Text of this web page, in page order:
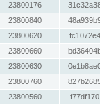
23800176
23800840
23800620
23800660
23800630
23800760
23800560